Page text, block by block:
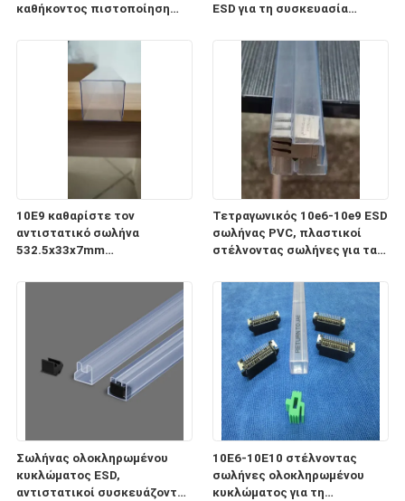
καθήκοντος πιστοποίηση
ESD για τη συσκευασία
ηλεκτρικού ρεύματος
10E9 καθαρίστε τον
αντιστατικό σωλήνα
532.5x33x7mm
ESD για τη συσκευασία και τη
Τετραγωνικός 10e6-10e9 ESD
σωλήνας PVC, πλαστικοί
στέλνοντας σωλήνες για τα
Σωλήνας ολοκληρωμένου
κυκλώματος ESD,
αντιστατικοί συσκευάζοντας
10E6-10E10 στέλνοντας
σωλήνες ολοκληρωμένου
κυκλώματος για τη